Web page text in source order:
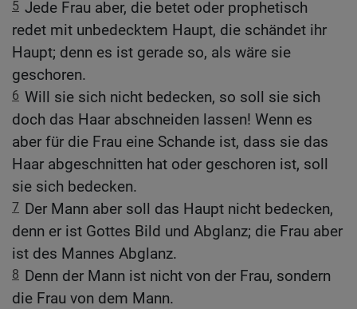
5 Jede Frau aber, die betet oder prophetisch
redet mit unbedecktem Haupt, die schändet ihr
Haupt; denn es ist gerade so, als wäre sie
geschoren.
6 Will sie sich nicht bedecken, so soll sie sich
doch das Haar abschneiden lassen! Wenn es
aber für die Frau eine Schande ist, dass sie das
Haar abgeschnitten hat oder geschoren ist, soll
sie sich bedecken.
7 Der Mann aber soll das Haupt nicht bedecken,
denn er ist Gottes Bild und Abglanz; die Frau aber
ist des Mannes Abglanz.
8 Denn der Mann ist nicht von der Frau, sondern
die Frau von dem Mann.